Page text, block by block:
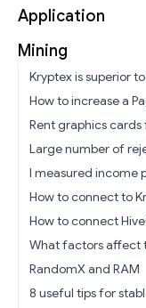
Application
Mining
Kryptex is superior
How to increase a
Rent graphics
Large number of
I measured income
How to connect to
How to connect
What factors affect
RandomX and RAM
8 useful tips for